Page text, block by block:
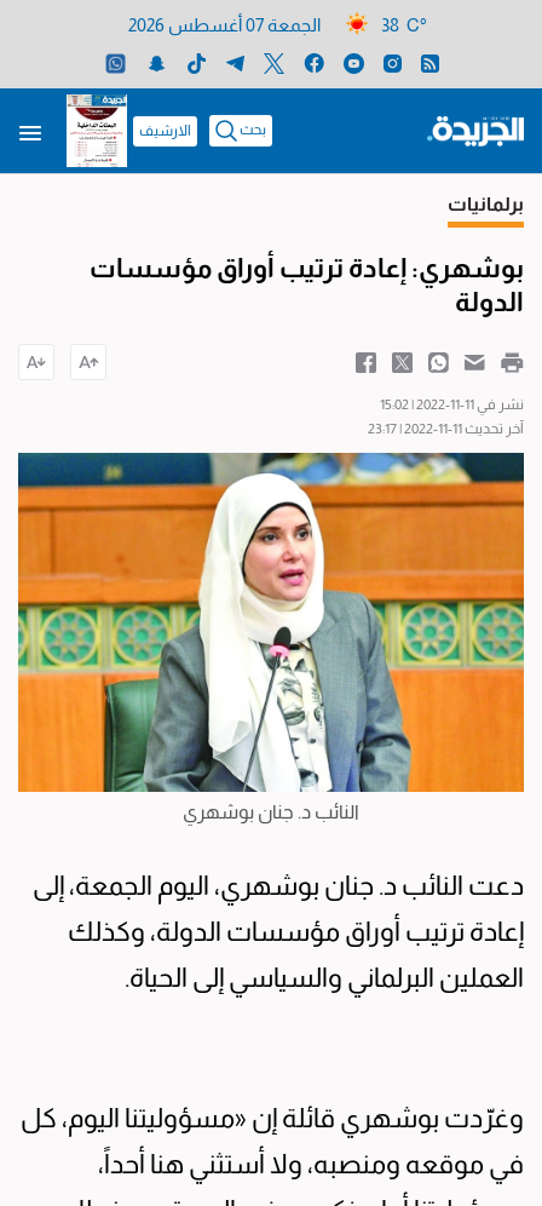
38 C° الجمعة 07 أغسطس 2026
بحث الارشيف
برلمانيات
بوشهري: إعادة ترتيب أوراق مؤسسات
الدولة
نشر في 11-11-2022 | 15:02
آخر تحديث 11-11-2022 | 23:17
النائب د. جنان بوشهري
دعت النائب د. جنان بوشهري، اليوم الجمعة، إلى
إعادة ترتيب أوراق مؤسسات الدولة، وكذلك
العملين البرلماني والسياسي إلى الحياة.
وغرّدت بوشهري قائلة إن «مسؤوليتنا اليوم، كل
في موقعه ومنصبه، ولا أستثني هنا أحداً،